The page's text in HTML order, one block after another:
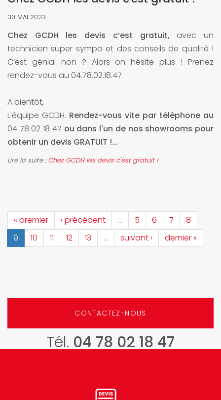
30 MAI 2023
Chez GCDH les devis c’est gratuit, avec un
technicien super sympa et des conseils de qualité !
C’est génial non ? Alors on hésite plus ! Prenez
rendez-vous au 04.78.02.18.47
A bientôt,
L'équipe GCDH. Rendez-vous vite par téléphone au
04 78 02 18 47 ou dans l'un de nos showrooms pour
obtenir un devis GRATUIT !...
Lire la suite :Chez GCDH les devis c'est gratuit !
« premier ‹ précédent … 5 6 7
8
9
10 11 12 13 … suivant › dernier »
CONTACTEZ-NOUS
Tél. 04 78 02 18 47